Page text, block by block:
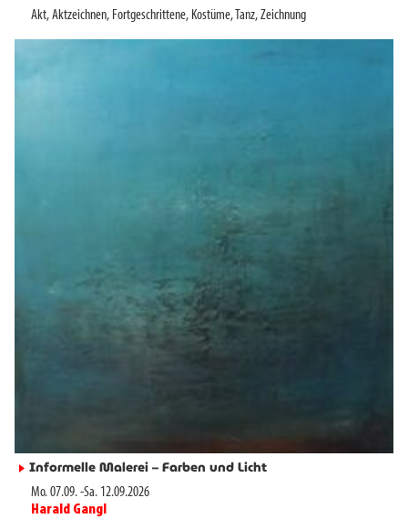
Akt,Aktzeichnen, Fortgeschrittene, Kostüme,Tanz,Zeichnung
► Informelle Malerei – Farben und Licht
Mo. 07.09.-Sa. 12.09.2026
Harald Gangl